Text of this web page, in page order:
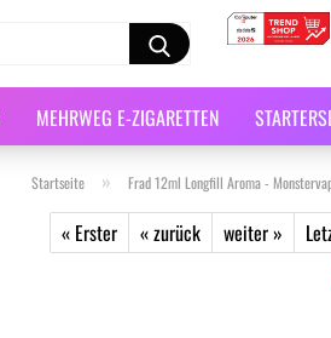
MEHRWEG E-ZIGARETTEN
Startseite » Frad 12ml Longfill Aroma -
« Erster « zurück weiter »